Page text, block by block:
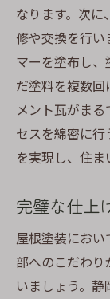
なります。次
修や交換を行
マーを塗布し
だ塗料を複数
メント瓦がま
セスを綿密に行
を実現し、住ま
完璧な仕上
屋根塗装にお
部へのこだわり
いましょう。